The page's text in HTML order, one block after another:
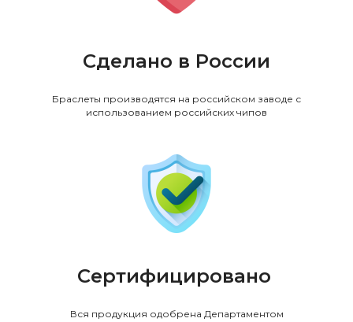
Сделано в России
Браслеты производятся на российском заводе с
использованием российских чипов
Сертифицировано
Вся продукция одобрена Департаментом